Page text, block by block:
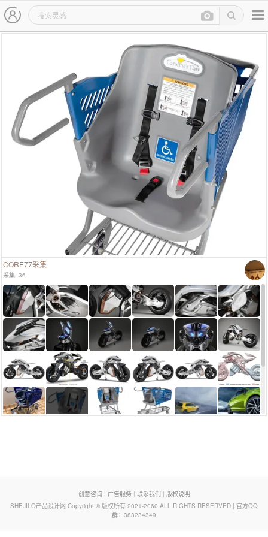
主导航
CORE77采集
采集: 36
创意咨询| 广告服务| 联系我们 | 版权说明
SHEJILO产品设计网 Copyright © 版权所有 2021-2060 ALL RIGHTS RESERVED | 官方QQ
群：383234349